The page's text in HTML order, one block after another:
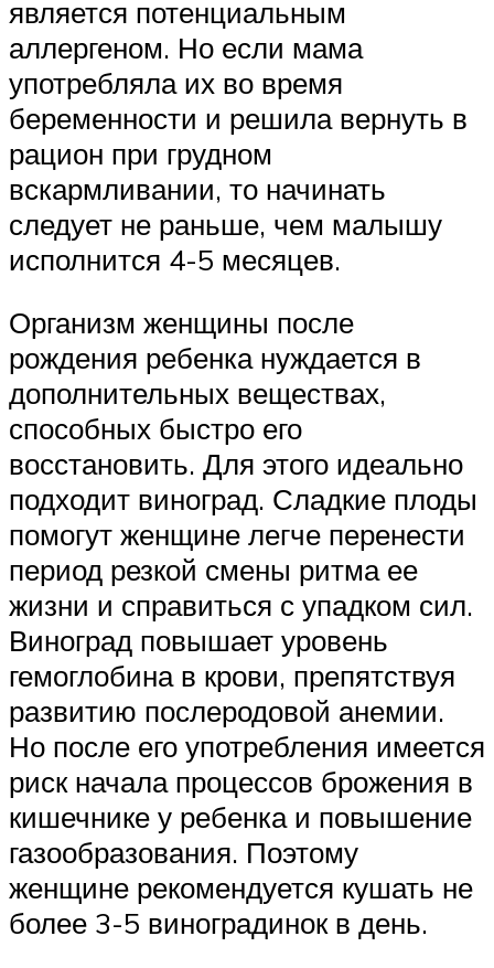
является потенциальным
аллергеном. Но если мама
употребляла их во время
беременности и решила вернуть в
рацион при грудном
вскармливании, то начинать
следует не раньше, чем малышу
исполнится 4-5 месяцев.
Организм женщины после
рождения ребенка нуждается в
дополнительных веществах,
способных быстро его
восстановить. Для этого идеально
подходит виноград. Сладкие плоды
помогут женщине легче перенести
период резкой смены ритма ее
жизни и справиться с упадком сил.
Виноград повышает уровень
гемоглобина в крови, препятствуя
развитию послеродовой анемии.
Но после его употребления имеется
риск начала процессов брожения в
кишечнике у ребенка и повышение
газообразования. Поэтому
женщине рекомендуется кушать не
более 3-5 виноградинок в день.